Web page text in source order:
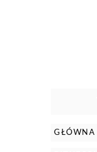
GŁÓWNA